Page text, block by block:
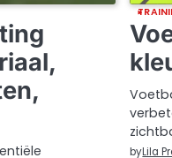
byLila